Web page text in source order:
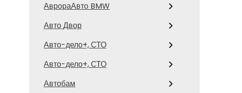
АврораАвто BMW
Авто Двор
Авто-дело+, СТО
Авто-дело+, СТО
Автобам